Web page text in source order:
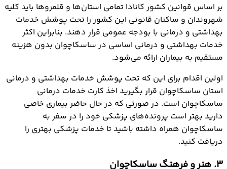
بر اساس قوانین کشور کانادا تمامی استان‌ها و قلمروها باید کلیه
شهروندان و ساکنان قانونی این کشور را تحت پوشش خدمات
بهداشتی و درمانی با بودجه عمومی قرار دهند. بنابراین اکثر
خدمات بهداشتی و درمانی اساسی در ساسکاچوان بدون هزینه
مستقیم به بیماران ارائه می‌شود.
اولین اقدام برای این که تحت پوشش خدمات بهداشتی و درمانی
استان ساسکاچوان قرار بگیرید اخذ کارت خدمات درمانی
ساسکاچوان است. در صورتی که در حال حاضر بیماری خاصی
دارید بهتر است پرونده‌های پزشکی خود را در سفر به
ساسکاچوان همراه داشته باشید تا خدمات پزشکی بهتری را
دریافت کنید.
3. هنر و فرهنگ ساسکاچوان